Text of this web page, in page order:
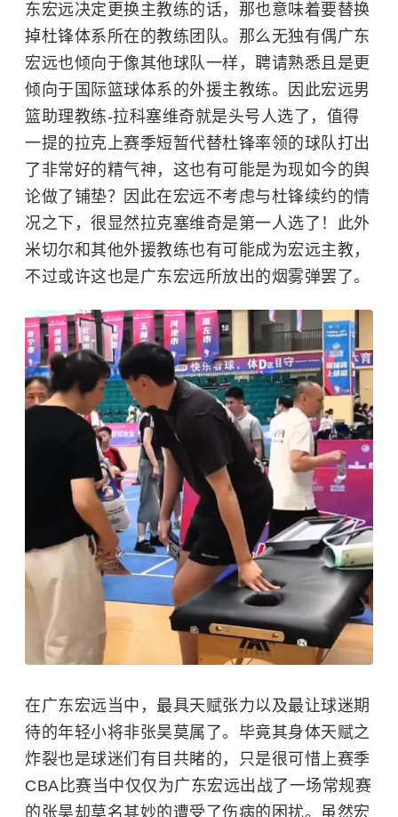
东宏远决定更换主教练的话，那也意味着要替换
掉杜锋体系所在的教练团队。那么无独有偶广东
宏远也倾向于像其他球队一样，聘请熟悉且是更
倾向于国际篮球体系的外援主教练。因此宏远男
篮助理教练-拉科塞维奇就是头号人选了，值得
一提的拉克上赛季短暂代替杜锋率领的球队打出
了非常好的精气神，这也有可能是为现如今的舆
论做了铺垫？因此在宏远不考虑与杜锋续约的情
况之下，很显然拉克塞维奇是第一人选了！此外
米切尔和其他外援教练也有可能成为宏远主教，
不过或许这也是广东宏远所放出的烟雾弹罢了。
在广东宏远当中，最具天赋张力以及最让球迷期
待的年轻小将非张昊莫属了。毕竟其身体天赋之
炸裂也是球迷们有目共睹的，只是很可惜上赛季
CBA比赛当中仅仅为广东宏远出战了一场常规赛
的张昊却莫名其妙的遭受了伤病的困扰。虽然宏